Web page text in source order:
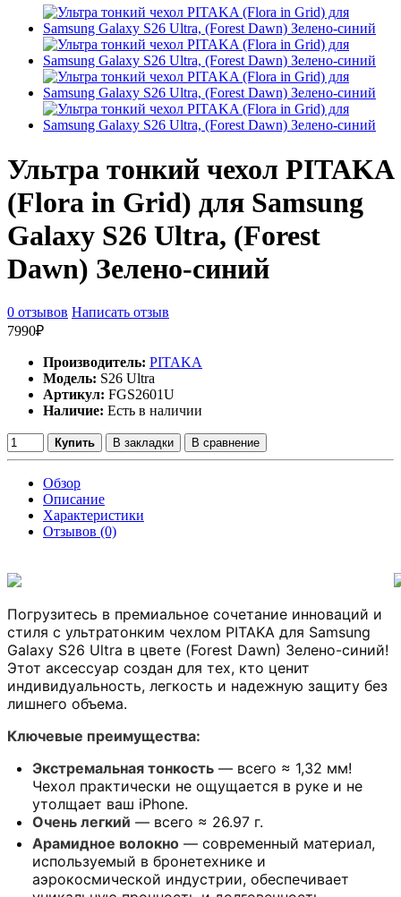
Ультра тонкий чехол PITAKA
(Flora in Grid) для Samsung
Galaxy S26 Ultra, (Forest
Dawn) Зелено-синий
0 отзывов Написать отзыв
7990₽
Производитель: PITAKA
Модель: S26 Ultra
Артикул: FGS2601U
Наличие: Есть в наличии
Купить В закладки В сравнение
Обзор
Описание
Характеристики
Отзывов (0)
Погрузитесь в премиальное сочетание инноваций и
стиля с ультратонким чехлом PITAKA для Samsung
Galaxy S26 Ultra в цвете (Forest Dawn) Зелено-синий!
Этот аксессуар создан для тех, кто ценит
индивидуальность, легкость и надежную защиту без
лишнего объема.
Ключевые преимущества:
Экстремальная тонкость — всего ≈ 1,32 мм!
Чехол практически не ощущается в руке и не
утолщает ваш iPhone.
Очень легкий — всего ≈ 26.97 г.
Арамидное волокно — современный материал,
используемый в бронетехнике и
аэрокосмической индустрии, обеспечивает